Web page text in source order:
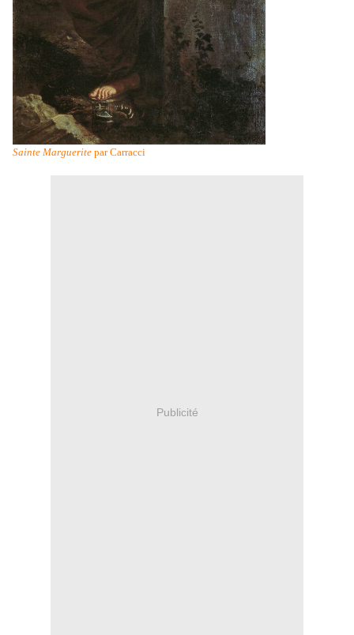
Sainte Marguerite par Carracci
Publicité